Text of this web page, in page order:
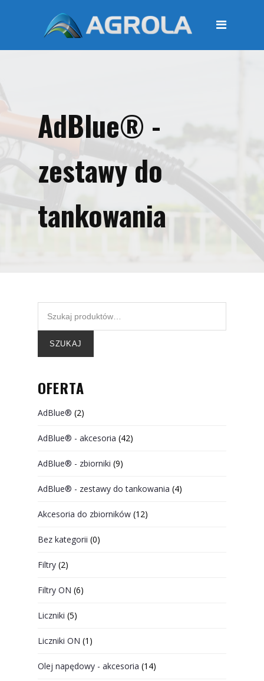
STRONA GŁÓWNA
OFERTA
Moje konto
KOSZYK
Płatności i przesyłki
AdBlue® -
zestawy do
tankowania
SZUKAJ
OFERTA
AdBlue® (2)
AdBlue® - akcesoria (42)
AdBlue® - zbiorniki (9)
AdBlue® - zestawy do tankowania (4)
Akcesoria do zbiorników (12)
Bez kategorii (0)
Filtry (2)
Filtry ON (6)
Liczniki (5)
Liczniki ON (1)
Olej napędowy - akcesoria (14)